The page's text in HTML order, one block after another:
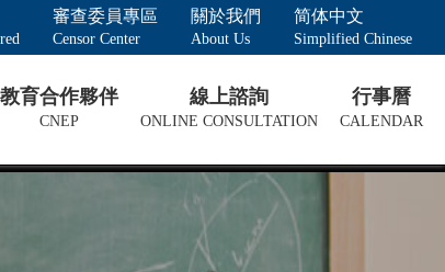
審查委員專區
Censor Center
關於我們
About Us
简体中文
Simplified Chinese
教育合作夥伴
CNEP
線上諮詢
ONLINE CONSULTATION
行事曆
CALENDAR